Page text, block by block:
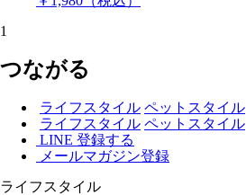
1
つながる
ライフスタイル ペットスタイル
ライフスタイル ペットスタイル
LINE 登録する
メールマガジン登録
ライフスタイル